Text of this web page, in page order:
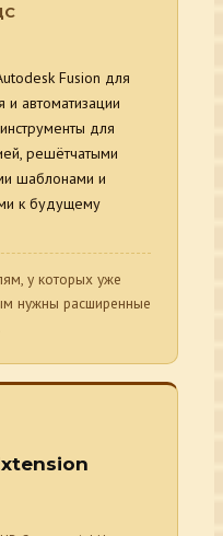
Fusion для
автоматизации
для
решётчатыми
шаблонами и
к будущему
у которых уже
нужны расширенные